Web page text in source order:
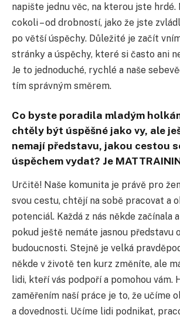
napište jednu věc, na kterou jste
cokoli – od drobností, jako že jste
po větší úspěchy. Důležité je začít
stránky a úspěchy, které si často ani
Je to jednoduché, rychlé a naše
tím správným směrem.
Co byste poradila mladým
chtěly být úspěšné jako vy, ale
nemají představu, jakou cestou
úspěchem vydat? Je
Určitě! Naše komunita je právě pro
svou cestu, chtějí na sobě pracovat a
potenciál. Každá z nás někde začínala
pokud ještě nemáte jasnou představu
budoucnosti. Stejně je velká
někde v životě ten kurz změníte, ale
lidi, kteří vás podpoří a pomohou vám.
zaměřením naší práce je to, že učíme
a dovednosti. Učíme lidi podnikat,